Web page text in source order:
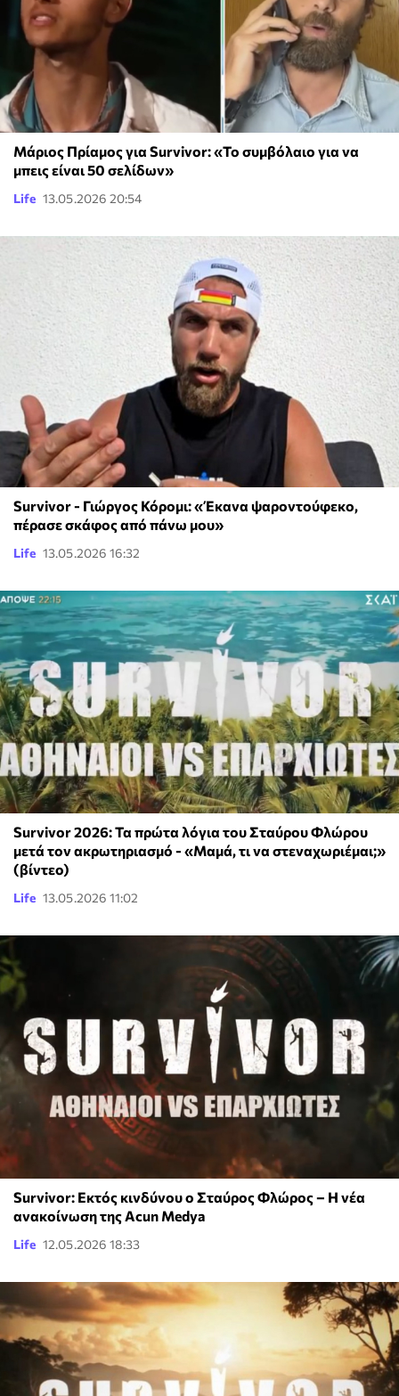
Μάριος Πρίαμος για Survivor: «Το συμβόλαιο για να
μπεις είναι 50 σελίδων»
Life 13.05.2026 20:54
Survivor - Γιώργος Κόρομι: «Έκανα ψαροντούφεκο,
πέρασε σκάφος από πάνω μου»
Life 13.05.2026 16:32
Survivor 2026: Τα πρώτα λόγια του Σταύρου Φλώρου
μετά τον ακρωτηριασμό - «Μαμά, τι να στεναχωριέμαι;»
(βίντεο)
Life 13.05.2026 11:02
Survivor: Εκτός κινδύνου ο Σταύρος Φλώρος – Η νέα
ανακοίνωση της Acun Medya
Life 12.05.2026 18:33